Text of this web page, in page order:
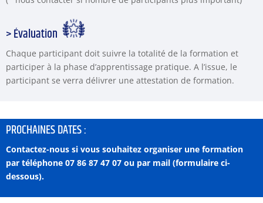
> Évaluation
Chaque participant doit suivre la totalité de la formation et
participer à la phase d’apprentissage pratique. A l’issue, le
participant se verra délivrer une attestation de formation.
PROCHAINES DATES :
Contactez-nous si vous souhaitez organiser une formation
par téléphone 07 86 87 47 07 ou par mail (formulaire ci-
dessous).